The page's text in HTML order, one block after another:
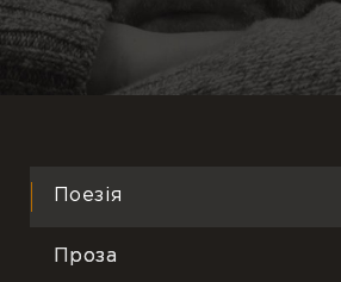
Поезія
Проза